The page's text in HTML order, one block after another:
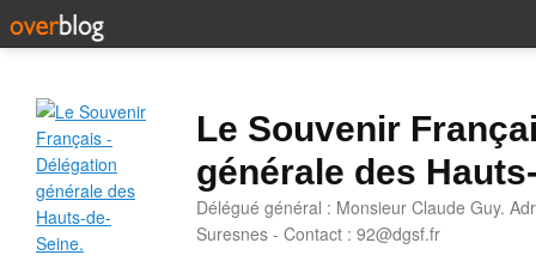
Le Souvenir
générale des
Délégué général : Monsieur Claude Guy.
Suresnes - Contact : 92@dgsf.fr